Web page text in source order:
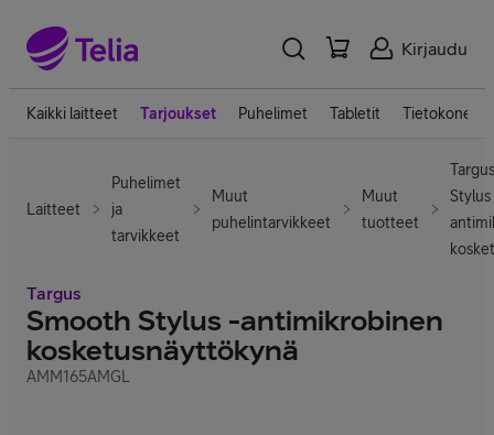
Kirjaudu
Kaikki laitteet Tarjoukset Puhelimet Tabletit Tietokoneet
Laitteet
Puhelimet
ja
tarvikkeet
Muut
puhelintarvikkeet
Muut
tuotteet
Stylus
Targus
Smooth Stylus -antimikrobinen
kosketusnäyttökynä
AMM165AMGL